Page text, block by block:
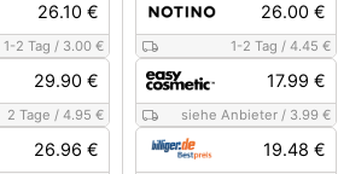
26.10 €
1-2 Tag / 3.00 €
29.90 €
2 Tage /4.95 €
26.96 €
26.00 €
1-2 Tag /4.45 €
17.99 €
siehe Anbieter / 3.99 €
19.48 €